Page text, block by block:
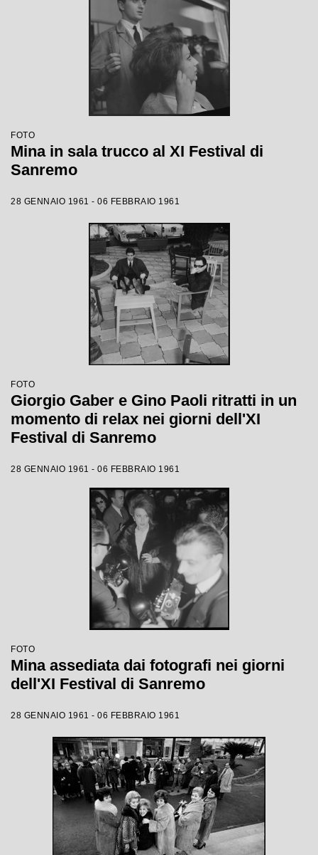
FOTO
Mina in sala trucco al XI Festival di
Sanremo
28 GENNAIO 1961 - 06 FEBBRAIO 1961
FOTO
Giorgio Gaber e Gino Paoli ritratti in un
momento di relax nei giorni dell'XI
Festival di Sanremo
28 GENNAIO 1961 - 06 FEBBRAIO 1961
FOTO
Mina assediata dai fotografi nei giorni
dell'XI Festival di Sanremo
28 GENNAIO 1961 - 06 FEBBRAIO 1961